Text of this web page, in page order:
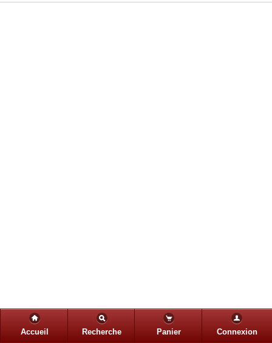
Accueil Recherche Panier Connexion